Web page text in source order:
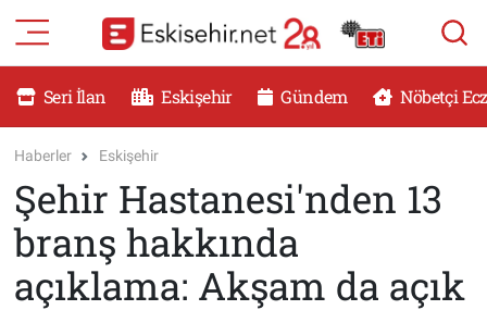
Seri İlan Eskişehir Gündem Nöbetçi
Haberler Eskişehir
Şehir Hastanesi'nden 13
branş hakkında
açıklama: Akşam da açık
RESMİ İLANLAR
DÜNYA
SAĞLIK
MAGAZİN
Eskişehir Nöbetçi Eczaneler
Eskişehir Namaz Vakitleri
Eskişehir Trafik Yoğunluk Haritası
Süper Lig Puan Durumu ve Fikstür